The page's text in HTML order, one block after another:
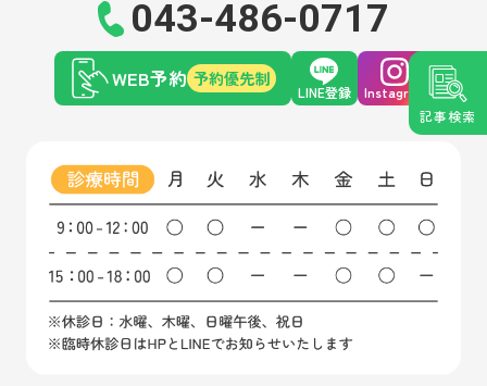
記事検索
043-486-0717
WEB予約 予約優先制
LINE登録 Instagram